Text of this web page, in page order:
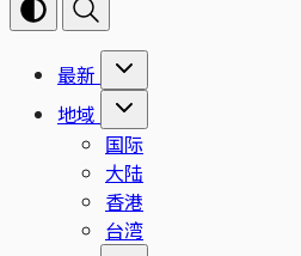
最新
地域
国际
大陆
香港
台湾